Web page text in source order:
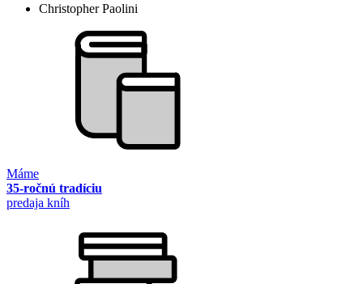
Christopher Paolini
Máme
35-ročnú tradíciu
predaja kníh